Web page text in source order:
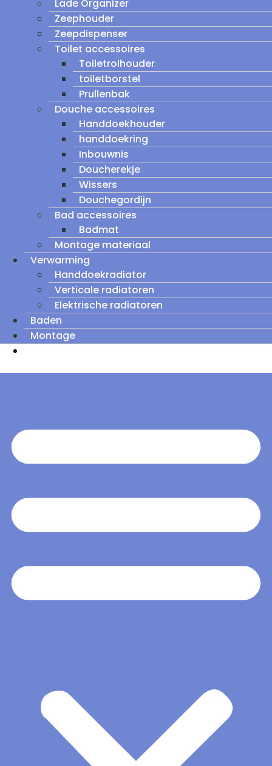
Lade Organizer
Zeephouder
Zeepdispenser
Toilet accessoires
Toiletrolhouder
toiletborstel
Prullenbak
Douche accessoires
Handdoekhouder
handdoekring
Inbouwnis
Doucherekje
Wissers
Douchegordijn
Bad accessoires
Badmat
Montage materiaal
Verwarming
Handdoekradiator
Verticale radiatoren
Elektrische radiatoren
Baden
Montage